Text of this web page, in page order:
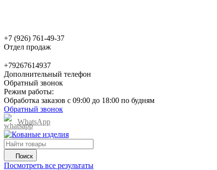
+7 (926) 761-49-37
Отдел продаж
+79267614937
Дополнительный телефон
Обратный звонок
Режим работы:
Обработка заказов с 09:00 до 18:00 по будням
Обратный звонок
WhatsApp
Поиск
Посмотреть все результаты